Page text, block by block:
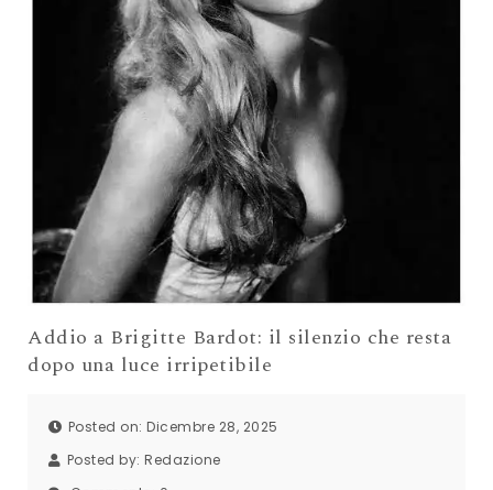
Addio a Brigitte Bardot: il silenzio che resta
dopo una luce irripetibile
Posted on: Dicembre 28, 2025
Posted by: Redazione